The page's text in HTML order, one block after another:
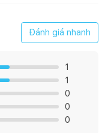
siêu êm, tiết kiệm
sạch sẽ
Đánh giá nhanh
1
1
0
0
0